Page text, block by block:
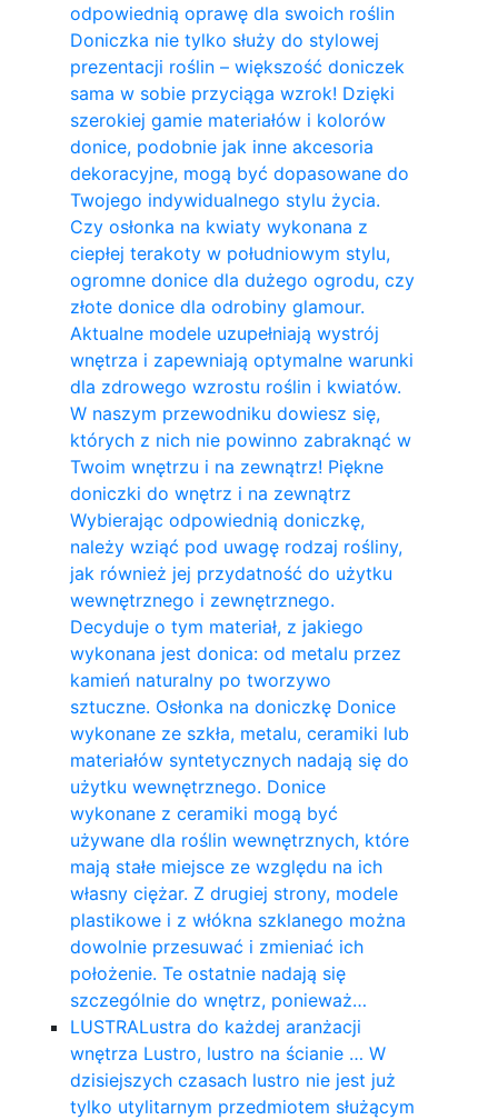
odpowiednią oprawę dla swoich roślin
Doniczka nie tylko służy do stylowej
prezentacji roślin – większość doniczek
sama w sobie przyciąga wzrok! Dzięki
szerokiej gamie materiałów i kolorów
donice, podobnie jak inne akcesoria
dekoracyjne, mogą być dopasowane do
Twojego indywidualnego stylu życia.
Czy osłonka na kwiaty wykonana z
ciepłej terakoty w południowym stylu,
ogromne donice dla dużego ogrodu, czy
złote donice dla odrobiny glamour.
Aktualne modele uzupełniają wystrój
wnętrza i zapewniają optymalne warunki
dla zdrowego wzrostu roślin i kwiatów.
W naszym przewodniku dowiesz się,
których z nich nie powinno zabraknąć w
Twoim wnętrzu i na zewnątrz! Piękne
doniczki do wnętrz i na zewnątrz
Wybierając odpowiednią doniczkę,
należy wziąć pod uwagę rodzaj rośliny,
jak również jej przydatność do użytku
wewnętrznego i zewnętrznego.
Decyduje o tym materiał, z jakiego
wykonana jest donica: od metalu przez
kamień naturalny po tworzywo
sztuczne. Osłonka na doniczkę Donice
wykonane ze szkła, metalu, ceramiki lub
materiałów syntetycznych nadają się do
użytku wewnętrznego. Donice
wykonane z ceramiki mogą być
używane dla roślin wewnętrznych, które
mają stałe miejsce ze względu na ich
własny ciężar. Z drugiej strony, modele
plastikowe i z włókna szklanego można
dowolnie przesuwać i zmieniać ich
położenie. Te ostatnie nadają się
szczególnie do wnętrz, ponieważ…
LUSTRALustra do każdej aranżacji
wnętrza Lustro, lustro na ścianie … W
dzisiejszych czasach lustro nie jest już
tylko utylitarnym przedmiotem służącym